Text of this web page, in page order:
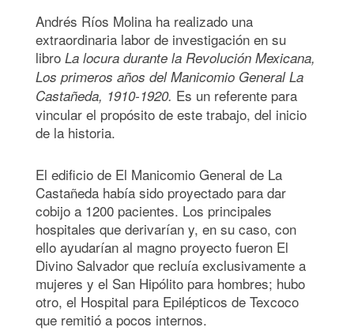
Andrés Ríos Molina ha realizado una
extraordinaria labor de investigación en su
libro La locura durante la Revolución Mexicana,
Los primeros años del Manicomio GeneralLa
Castañeda, 1910-1920. Es un referente para
vincular el propósito de este trabajo, del inicio
de la historia.
El edificio de El Manicomio General de La
Castañeda había sido proyectado para dar
cobijo a 1200 pacientes. Los principales
hospitales que derivarían y, en su caso, con
ello ayudarían al magno proyecto fueron El
Divino Salvador que recluía exclusivamente a
mujeres y el San Hipólito para hombres; hubo
otro, el Hospital para Epilépticos de Texcoco
que remitió a pocos internos.